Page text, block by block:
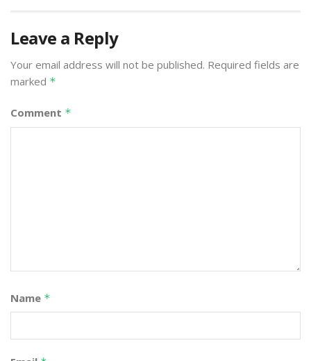
Leave a Reply
Your email address will not be published. Required fields are
marked *
Comment *
Name *